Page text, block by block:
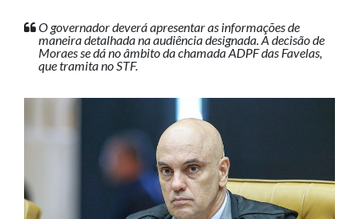
O governador deverá apresentar as informações de
maneira detalhada na audiência designada. A decisão de
Moraes se dá no âmbito da chamada ADPF das Favelas,
que tramita no STF.